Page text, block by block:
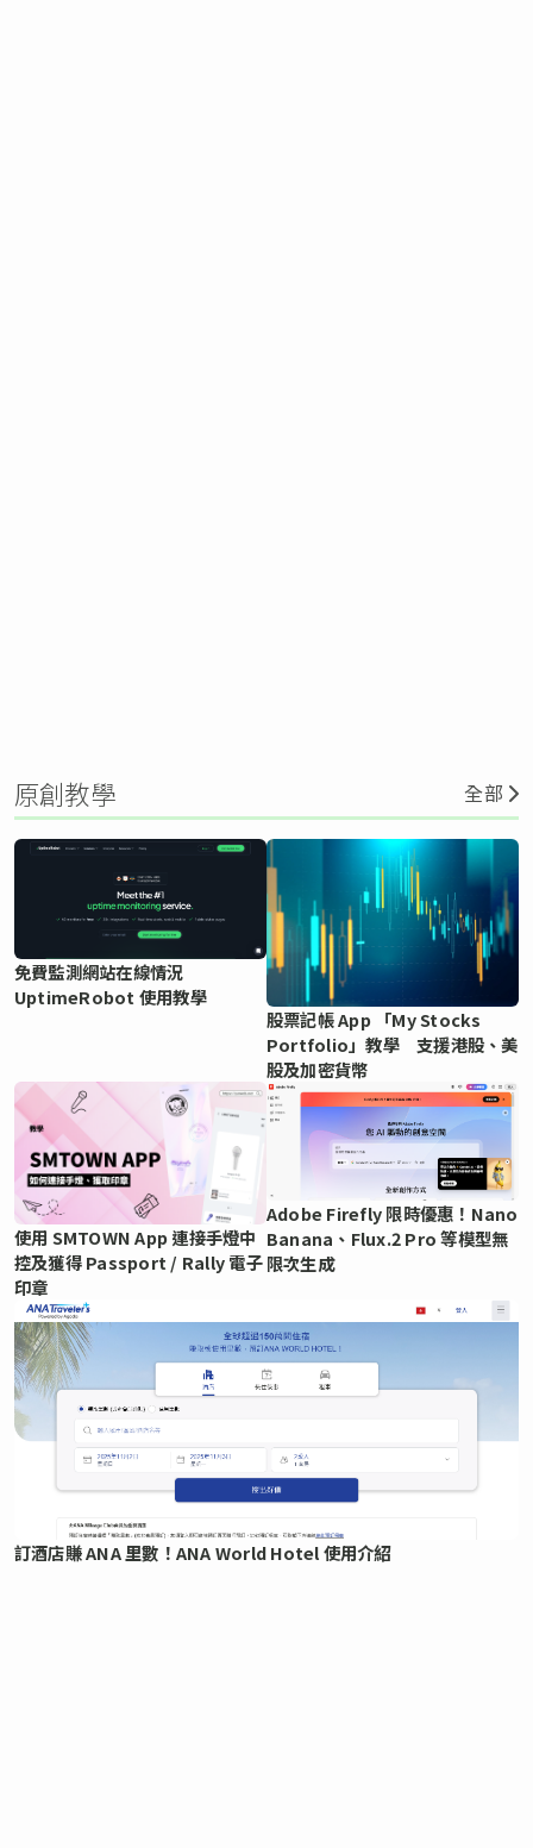
原創教學 全部
免費監測網站在線情況
UptimeRobot 使用教學
股票記帳 App 「My Stocks
Portfolio」教學 支援港股、美
股及加密貨幣
使用 SMTOWN App 連接手燈中
控及獲得 Passport / Rally 電子
印章
Adobe Firefly 限時優惠！Nano
Banana、Flux.2 Pro 等模型無
限次生成
訂酒店賺 ANA 里數！ANA World Hotel 使用介紹